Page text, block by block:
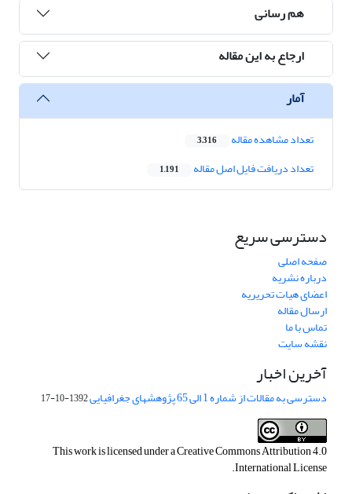
هم رسانی
ارجاع به این مقاله
آمار
تعداد مشاهده مقاله 3,316
تعداد دریافت فایل اصل مقاله 1,191
دسترسی سریع
صفحه اصلی
درباره نشریه
اعضای هیات تحریریه
ارسال مقاله
تماس با ما
نقشه سایت
آخرین اخبار
دسترسی به مقالات از شماره 1 الی 65 پژوهشهای جغرافیایی 1392-10-17
This work is licensed under aCreative Commons Attribution 4.0
International License
.